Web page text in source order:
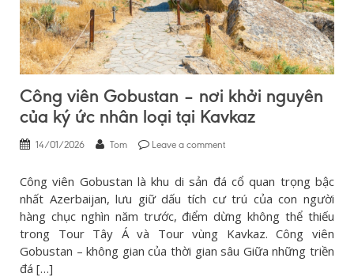
Công viên Gobustan – nơi khởi nguyên
của ký ức nhân loại tại Kavkaz
14/01/2026 Tom Leave a comment
Công viên Gobustan là khu di sản đá cổ quan trọng bậc
nhất Azerbaijan, lưu giữ dấu tích cư trú của con người
hàng chục nghìn năm trước, điểm dừng không thể thiếu
trong Tour Tây Á và Tour vùng Kavkaz. Công viên
Gobustan – không gian của thời gian sâu Giữa những triền
đá […]